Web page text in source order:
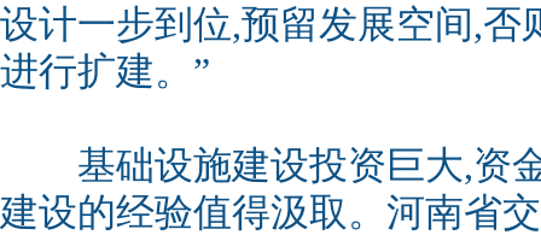
设计一步到位,预留发展空间,否
进行扩建。”
基础设施建设投资巨大,资
建设的经验值得汲取。河南省